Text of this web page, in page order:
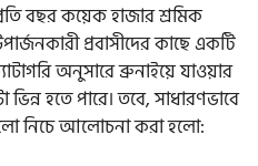
বছর কয়েক হাজার শ্রমিক
প্রবাসীদের কাছে একটি
অনুসারে ব্রুনাইয়ে যাওয়ার
হতে পারে। তবে, সাধারণভাবে
নিচে আলোচনা করা হলো: